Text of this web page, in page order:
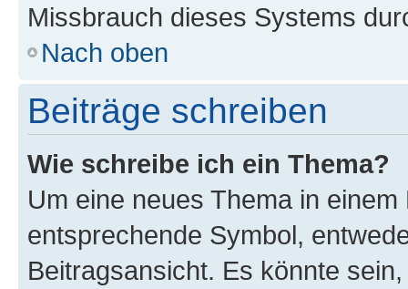
Missbrauch dieses Systems
Nach oben
Beiträge schreiben
Wie schreibe ich ein Thema?
Um eine neues Thema in
entsprechende Symbol,
Beitragsansicht. Es könnte